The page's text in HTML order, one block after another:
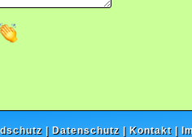
| Datenschutz | Kontakt |